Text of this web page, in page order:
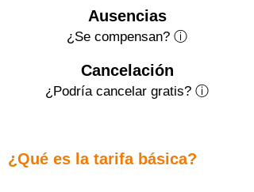
Ausencias
¿Se compensan? ⓘ
Cancelación
¿Podría cancelar gratis? ⓘ
¿Qué es la tarifa básica?